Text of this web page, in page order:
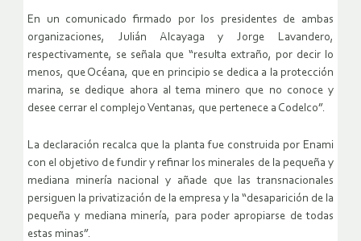
En un comunicado firmado por los presidentes de ambas
organizaciones, Julián Alcayaga y Jorge Lavandero,
respectivamente, se señala que “resulta extraño, por decir lo
menos, que Océana, que en principio se dedica a la protección
marina, se dedique ahora al tema minero que no conoce y
desee cerrar el complejo Ventanas, que pertenece a Codelco”.
La declaración recalca que la planta fue construida por Enami
con el objetivo de fundir y refinar los minerales de la pequeña y
mediana minería nacional y añade que las transnacionales
persiguen la privatización de la empresa y la “desaparición de la
pequeña y mediana minería, para poder apropiarse de todas
estas minas”.